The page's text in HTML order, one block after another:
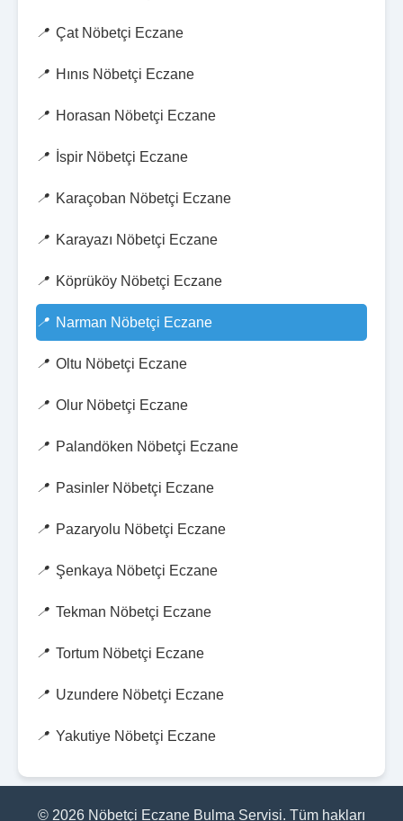
Çat Nöbetçi Eczane
Hınıs Nöbetçi Eczane
Horasan Nöbetçi Eczane
İspir Nöbetçi Eczane
Karaçoban Nöbetçi Eczane
Karayazı Nöbetçi Eczane
Köprüköy Nöbetçi Eczane
Narman Nöbetçi Eczane
Oltu Nöbetçi Eczane
Olur Nöbetçi Eczane
Palandöken Nöbetçi Eczane
Pasinler Nöbetçi Eczane
Pazaryolu Nöbetçi Eczane
Şenkaya Nöbetçi Eczane
Tekman Nöbetçi Eczane
Tortum Nöbetçi Eczane
Uzundere Nöbetçi Eczane
Yakutiye Nöbetçi Eczane
© 2026 Nöbetçi Eczane Bulma Servisi. Tüm hakları